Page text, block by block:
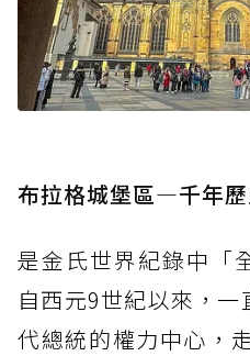
布拉格城堡區—千年
是金氏世界紀錄中「
自西元9世紀以來，
代總統的權力中心，